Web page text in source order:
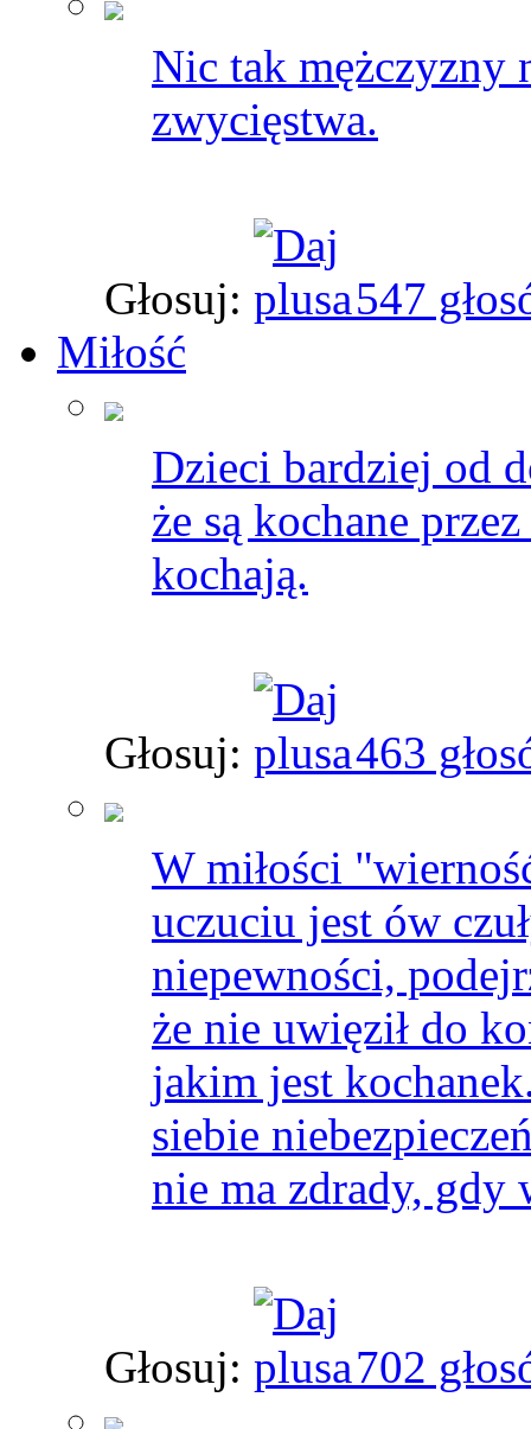
Nic tak mężczyzny
zwycięstwa.
Głosuj:
547
Miłość
Dzieci bardziej od
że są kochane
kochają.
Głosuj: 463
W miłości
uczuciu jest ów
niepewności,
że nie uwięził do
jakim jest
siebie
nie ma zdrady, gdy
Głosuj: 702